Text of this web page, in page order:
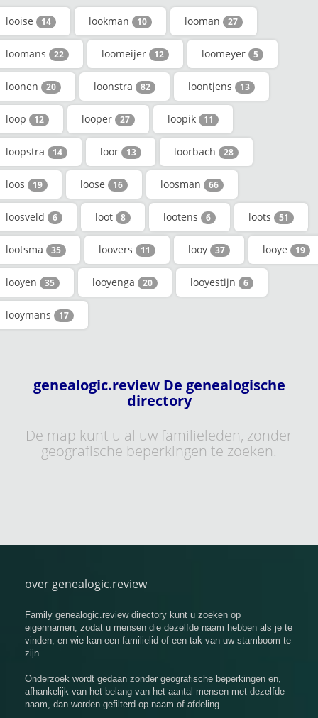
looise 14 lookman 10 looman 27
loomans 22 loomeijer 12 loomeyer 5
loonen 20 loonstra 82 loontjens 13
loop 12 looper 27 loopik 11
loopstra 14 loor 13 loorbach 28
loos 19 loose 16 loosman 66
loosveld 6 loot 8 lootens 6 loots 51
lootsma 35 loovers 11 looy 37 looye 19
looyen 35 looyenga 20 looyestijn 6
looymans 17
genealogic.review De genealogische
directory
De map kunt u al uw familieleden, zonder
geografische beperkingen te zoeken.
over genealogic.review
Family genealogic.review directory kunt u zoeken op
eigennamen, zodat u mensen die dezelfde naam hebben als je te
vinden, en wie kan een familielid of een tak van uw stamboom te
zijn .
Onderzoek wordt gedaan zonder geografische beperkingen en,
afhankelijk van het belang van het aantal mensen met dezelfde
naam, dan worden gefilterd op naam of afdeling.